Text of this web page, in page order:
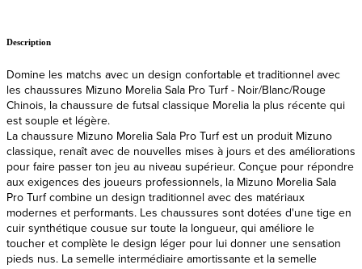
Domine les matchs avec un design confortable et traditionnel avec
Chinois, la chaussure de futsal classique Morelia la plus récente qui
est souple et légère.
La chaussure Mizuno Morelia Sala Pro Turf est un produit Mizuno
classique, renaît avec de nouvelles mises à jours et des améliorations
pour faire passer ton jeu au niveau supérieur. Conçue pour répondre
aux exigences des joueurs professionnels, la Mizuno Morelia Sala
Pro Turf combine un design traditionnel avec des matériaux
modernes et performants. Les chaussures sont dotées d'une tige en
cuir synthétique cousue sur toute la longueur, qui améliore le
toucher et complète le design léger pour lui donner une sensation
pieds nus. La semelle intermédiaire amortissante et la semelle
intérieure confortable et amovible facilitent l'absorption des impacts
pour te permettre de rester concentré sur ton jeu.